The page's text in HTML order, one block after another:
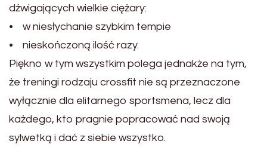
dźwigających wielkie ciężary:
• w niesłychanie szybkim tempie
• nieskończoną ilość razy.
Piękno w tym wszystkim polega jednakże na tym,
że treningi rodzaju crossfit nie są przeznaczone
wyłącznie dla elitarnego sportsmena, lecz dla
każdego, kto pragnie popracować nad swoją
sylwetką i dać z siebie wszystko.